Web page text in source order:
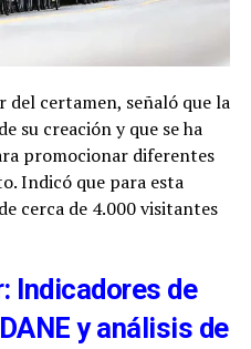
del certamen, señaló que la
su creación y que se ha
promocionar diferentes
Indicó que para esta
cerca de 4.000 visitantes
Indicadores de
y análisis de